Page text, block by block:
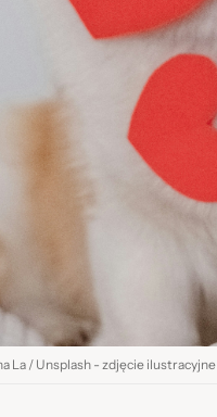
La / Unsplash - zdjęcie ilustracyjne